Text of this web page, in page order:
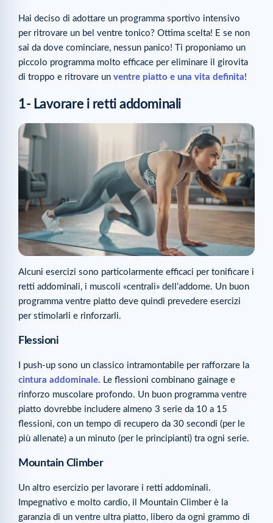
Hai deciso di adottare un programma sportivo intensivo
per ritrovare un bel ventre tonico? Ottima scelta! E se non
sai da dove cominciare, nessun panico! Ti proponiamo un
piccolo programma molto efficace per eliminare il girovita
di troppo e ritrovare un ventre piatto e una vita definita!
1- Lavorare i retti addominali
Alcuni esercizi sono particolarmente efficaci per tonificare i
retti addominali, i muscoli «centrali» dell’addome. Un buon
programma ventre piatto deve quindi prevedere esercizi
per stimolarli e rinforzarli.
Flessioni
I push-up sono un classico intramontabile per rafforzare la
cintura addominale. Le flessioni combinano gainage e
rinforzo muscolare profondo. Un buon programma ventre
piatto dovrebbe includere almeno 3 serie da 10 a 15
flessioni, con un tempo di recupero da 30 secondi (per le
più allenate) a un minuto (per le principianti) tra ogni serie.
Mountain Climber
Un altro esercizio per lavorare i retti addominali.
Impegnativo e molto cardio, il Mountain Climber è la
garanzia di un ventre ultra piatto, libero da ogni grammo di